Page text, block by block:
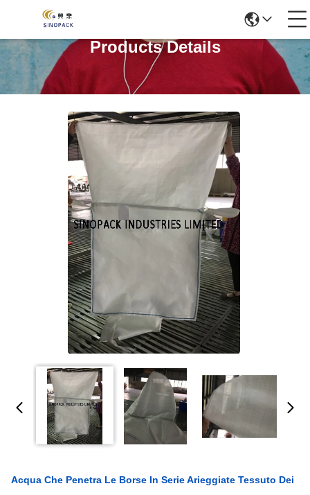
Products Details
Acqua Che Penetra Le Borse In Serie Arieggiate Tessuto Dei